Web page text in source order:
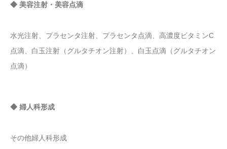
◆ 美容注射・美容点滴
水光注射、プラセンタ注射、プラセンタ点滴、高濃度ビタミンC
点滴、白玉注射（グルタチオン注射）、白玉点滴（グルタチオン
点滴）
◆ 婦人科形成
その他婦人科形成